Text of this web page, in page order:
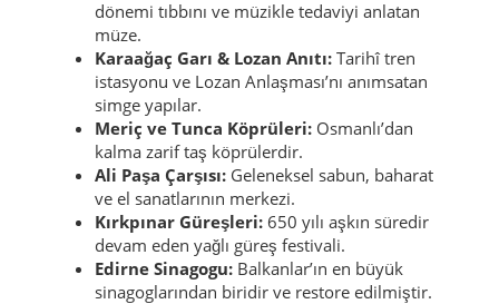
dönemi tıbbını ve müzikle tedaviyi anlatan
müze.
Karaağaç Garı & Lozan Anıtı: Tarihî tren
istasyonu ve Lozan Anlaşması’nı anımsatan
simge yapılar.
Meriç ve Tunca Köprüleri: Osmanlı’dan
kalma zarif taş köprülerdir.
Ali Paşa Çarşısı: Geleneksel sabun, baharat
ve el sanatlarının merkezi.
Kırkpınar Güreşleri: 650 yılı aşkın süredir
devam eden yağlı güreş festivali.
Edirne Sinagogu: Balkanlar’ın en büyük
sinagoglarından biridir ve restore edilmiştir.